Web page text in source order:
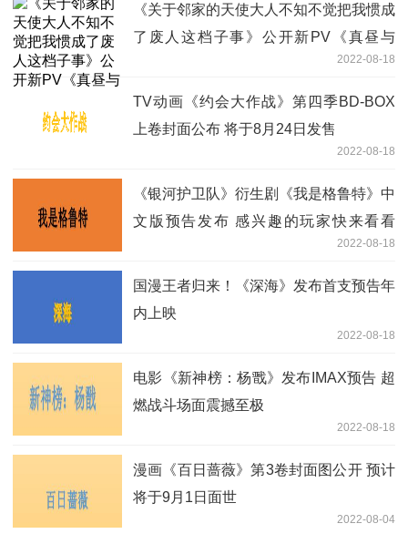
《关于邻家的天使大人不知不觉把我惯成
了废人这档子事》公开新PV《真昼与
2022-08-18
TV动画《约会大作战》第四季BD-BOX
上卷封面公布 将于8月24日发售
2022-08-18
《银河护卫队》衍生剧《我是格鲁特》中
文版预告发布 感兴趣的玩家快来看看
2022-08-18
国漫王者归来！《深海》发布首支预告年
内上映
2022-08-18
电影《新神榜：杨戬》发布IMAX预告 超
燃战斗场面震撼至极
2022-08-18
漫画《百日蔷薇》第3卷封面图公开 预计
将于9月1日面世
2022-08-04